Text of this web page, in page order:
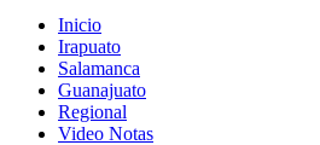
Inicio
Irapuato
Salamanca
Guanajuato
Regional
Video Notas